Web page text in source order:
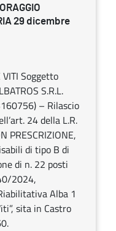
29 dicembre
VITI Soggetto
S.R.L.
– Rilascio
24 della L.R.
PRESCRIZIONE,
di tipo B di
di n. 22 posti
2024,
Alba 1
sita in Castro